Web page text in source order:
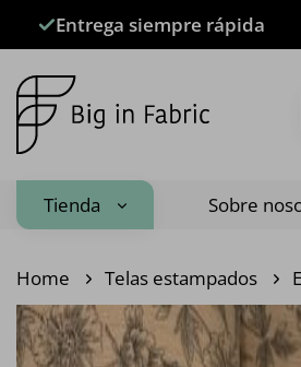
Entrega siempre rápida
Tienda Sobre
Home Telas estampados